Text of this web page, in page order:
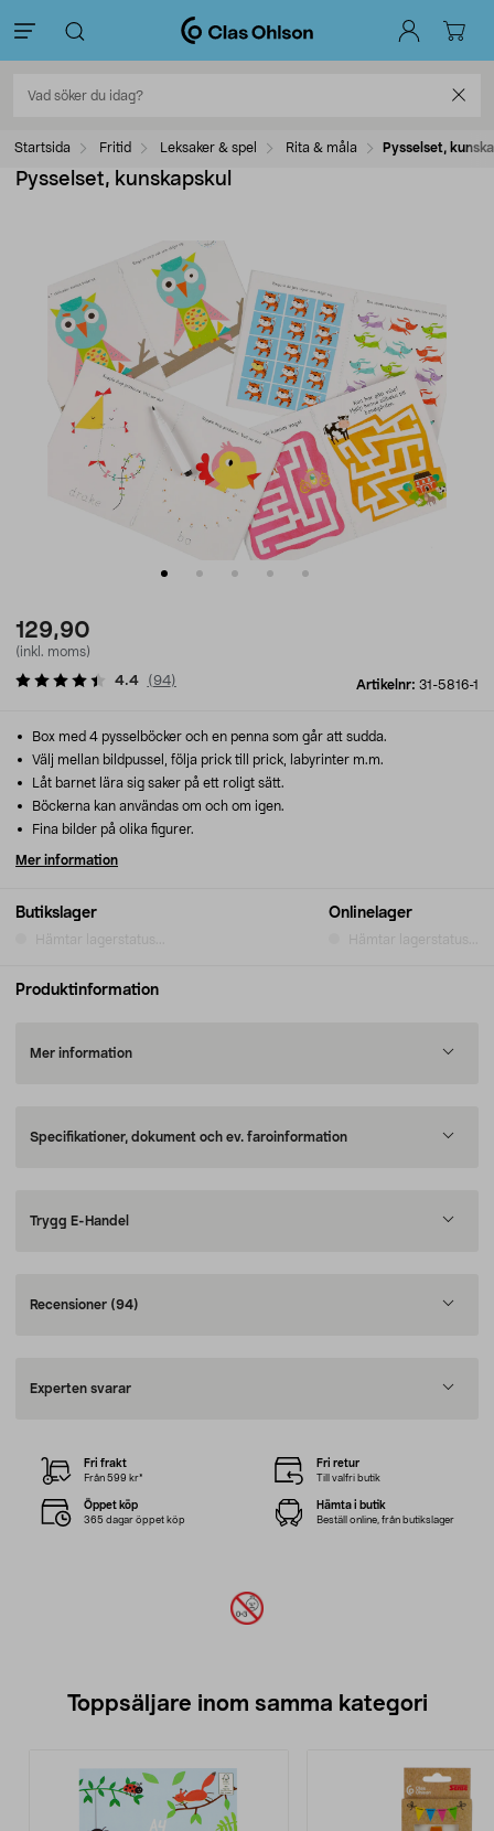
Startsida Fritid Leksaker & spel Rita & måla Pysselset,
Pysselset, kunskapskul
129,90
(inkl. moms)
Artikelnr: 31-5816-1
4.4 (94)
Butikslager
Hämtar lagerstatus...
Onlinelager
Hämtar lagerstatus...
Box med 4 pysselböcker och en penna som går att sudda.
Välj mellan bildpussel, följa prick till prick, labyrinter m.m.
Låt barnet lära sig saker på ett roligt sätt.
Böckerna kan användas om och om igen.
Fina bilder på olika figurer.
Mer information
Produktinformation
Mer information
Specifikationer, dokument och ev. faroinformation
Trygg E-Handel
Recensioner (94)
Experten svarar
Fri frakt
Från 599 kr*
Fri retur
Till valfri butik
Öppet köp
365 dagar öppet köp
Hämta i butik
Beställ online, från butikslager
Toppsäljare inom samma kategori